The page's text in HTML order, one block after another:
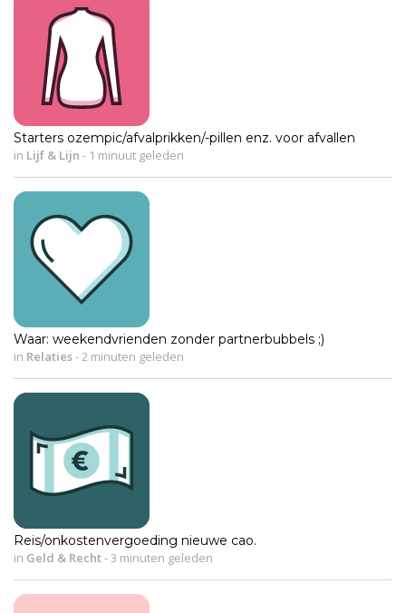
Starters ozempic/afvalprikken/-pillen enz. voor afvallen
in Lijf & Lijn - 1 minuut geleden
Waar: weekendvrienden zonder partnerbubbels ;)
in Relaties-2 minuten geleden
Reis/onkostenvergoeding nieuwe cao.
in Geld & Recht-3 minuten geleden